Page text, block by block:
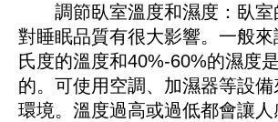
調節臥室溫度和濕度：臥室
對睡眠品質有很大影響。一般
氏度的溫度和40%-60%的濕度
的。可使用空調、加濕器等設
環境。溫度過高或過低都會讓